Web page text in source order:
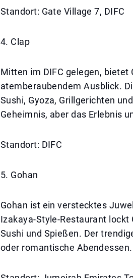
Standort: Gate Village 7, DIFC
4. Clap
Mitten im DIFC gelegen, bietet
atemberaubendem Ausblick.
Sushi, Gyoza, Grillgerichten
Geheimnis, aber das Erlebnis
Standort: DIFC
5. Gohan
Gohan ist ein verstecktes
Izakaya-Style-Restaurant
Sushi und Spießen. Der
oder romantische Abendessen.